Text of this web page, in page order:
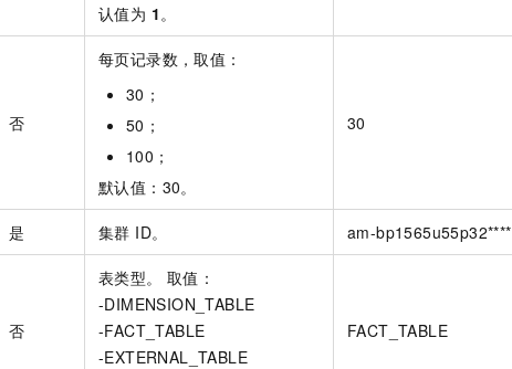
认值为 1 。
否
每页记录数，取值：
30；
50；
100；
默认值：30。
30
是 集群 ID。 am-bp1565u55p32****
否
表类型。 取值：
-DIMENSION_TABLE
-FACT_TABLE
-EXTERNAL_TABLE
FACT_TABLE